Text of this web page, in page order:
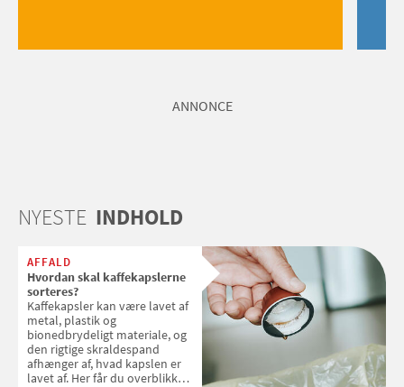
ANNONCE
NYESTE INDHOLD
AFFALD
Hvordan skal kaffekapslerne
sorteres?
Kaffekapsler kan være lavet af
metal, plastik og
bionedbrydeligt materiale, og
den rigtige skraldespand
afhænger af, hvad kapslen er
lavet af. Her får du overblikket